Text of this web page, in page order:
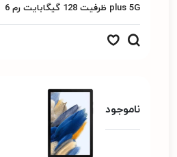
plus 5G ظرفیت 128 گیگابایت رم 6
گیگابایت
ناموجود